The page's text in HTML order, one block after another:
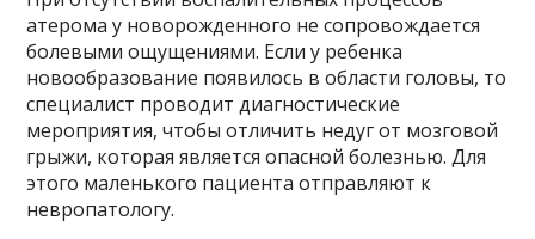
атерома у новорожденного не сопровождается
болевыми ощущениями. Если у ребенка
новообразование появилось в области головы, то
специалист проводит диагностические
мероприятия, чтобы отличить недуг от мозговой
грыжи, которая является опасной болезнью. Для
этого маленького пациента отправляют к
невропатологу.